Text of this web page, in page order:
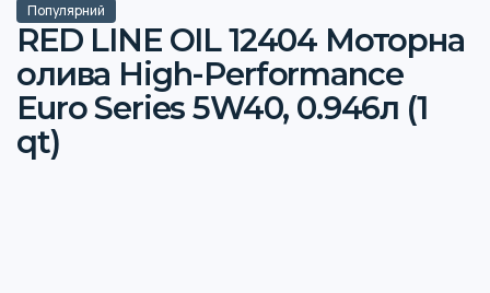
Популярний
RED LINE OIL 12404 Моторна
олива High-Performance
Euro Series 5W40, 0.946л (1
qt)